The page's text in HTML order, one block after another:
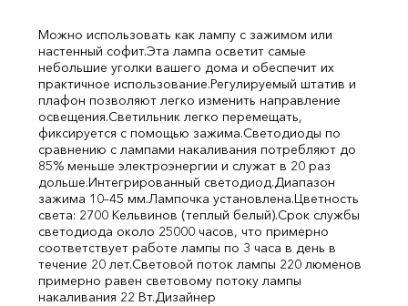
Можно использовать как лампу с зажимом или
настенный софит.Эта лампа осветит самые
небольшие уголки вашего дома и обеспечит их
практичное использование.Регулируемый штатив и
плафон позволяют легко изменить направление
освещения.Светильник легко перемещать,
фиксируется с помощью зажима.Светодиоды по
сравнению с лампами накаливания потребляют до
85% меньше электроэнергии и служат в 20 раз
дольше.Интегрированный светодиод.Диапазон
зажима 10–45 мм.Лампочка установлена.Цветность
света: 2700 Кельвинов (теплый белый).Срок службы
светодиода около 25000 часов, что примерно
соответствует работе лампы по 3 часа в день в
течение 20 лет.Световой поток лампы 220 люменов
примерно равен световому потоку лампы
накаливания 22 Вт.Дизайнер